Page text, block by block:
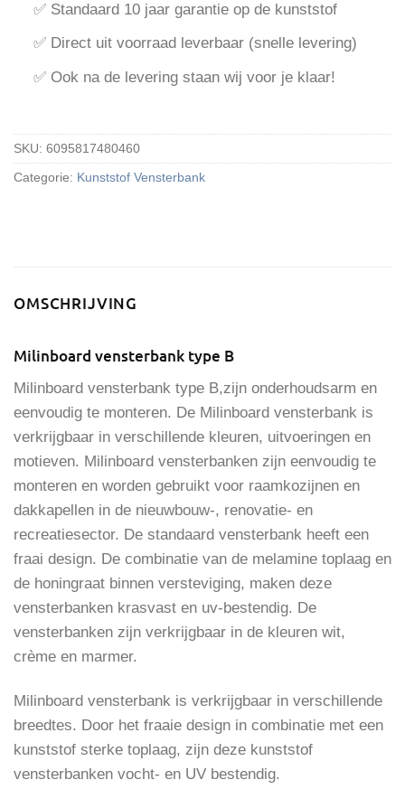
✅ Standaard 10 jaar garantie op de kunststof
✅ Direct uit voorraad leverbaar (snelle levering)
✅ Ook na de levering staan wij voor je klaar!
SKU: 6095817480460
Categorie: Kunststof Vensterbank
OMSCHRIJVING
Milinboard vensterbank type B
Milinboard vensterbank type B,zijn onderhoudsarm en
eenvoudig te monteren. De Milinboard vensterbank is
verkrijgbaar in verschillende kleuren, uitvoeringen en
motieven. Milinboard vensterbanken zijn eenvoudig te
monteren en worden gebruikt voor raamkozijnen en
dakkapellen in de nieuwbouw-, renovatie- en
recreatiesector. De standaard vensterbank heeft een
fraai design. De combinatie van de melamine toplaag en
de honingraat binnen versteviging, maken deze
vensterbanken krasvast en uv-bestendig. De
vensterbanken zijn verkrijgbaar in de kleuren wit,
crème en marmer.
Milinboard vensterbank is verkrijgbaar in verschillende
breedtes. Door het fraaie design in combinatie met een
kunststof sterke toplaag, zijn deze kunststof
vensterbanken vocht- en UV bestendig.